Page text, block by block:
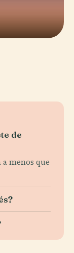
de
menos que